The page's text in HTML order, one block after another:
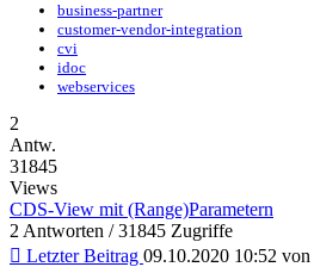
business-partner
customer-vendor-integration
cvi
idoc
webservices
2
Antw.
31845
Views
CDS-View mit (Range)Parametern
2 Antworten / 31845 Zugriffe
Letzter Beitrag 09.10.2020 10:52 von